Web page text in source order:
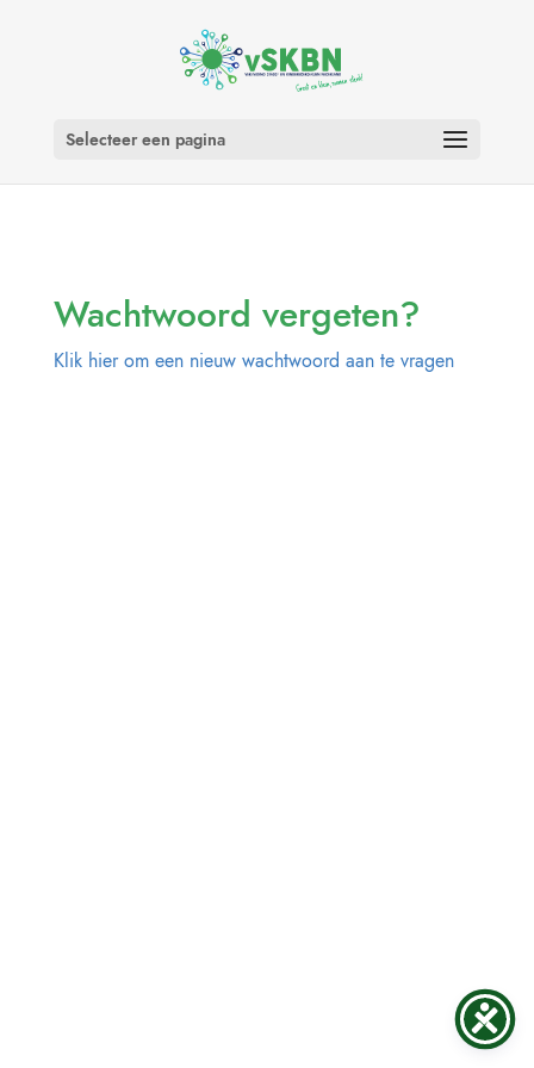
Selecteer een pagina
Wachtwoord vergeten?
Klik hier om een nieuw wachtwoord aan te vragen